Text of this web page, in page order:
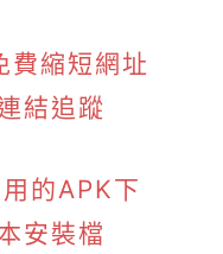
費縮短網址
結追蹤
的APK下
安裝檔